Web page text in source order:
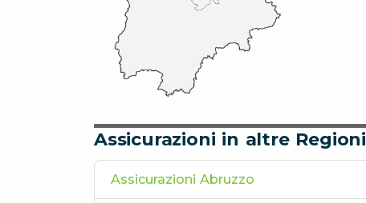
Assicurazioni in altre Regioni
Assicurazioni Abruzzo